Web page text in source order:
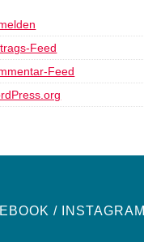
Feed
Feed
/ INSTAGRAM